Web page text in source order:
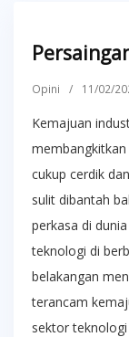
Opini / 11/02/
Kemajuan
cukup cerdik
sulit dibantah
perkasa di
teknologi di
belakangan
terancam
sektor